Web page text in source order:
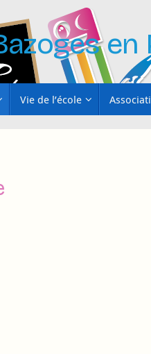
en
Vie de l’école